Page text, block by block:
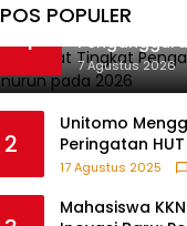
POS POPULER
1
BPS Catat
Menurun
7 Agustus 2026
2
Unitomo
Peringatan
Kemerdekaan
17 Agustus 2025
Mahasiswa